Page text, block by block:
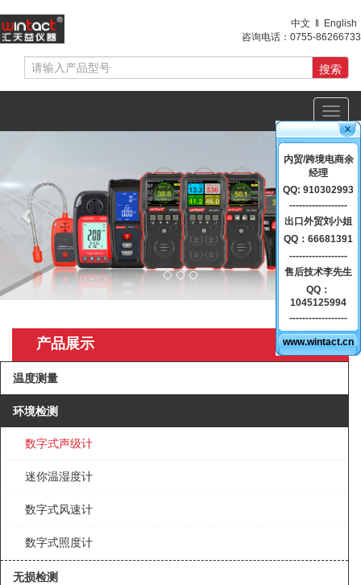
中文
English
咨询电话： 0755-86266733
产品展示
温度测量
环境检测
数字式声级计
迷你温湿度计
数字式风速计
数字式照度计
无损检测
内贸/跨境电商余
经理
QQ: 910302993
------------------
出口外贸刘小姐
QQ：66681391
------------------
售后技术李先生
QQ：
1045125994
------------------
www.wintact.cn